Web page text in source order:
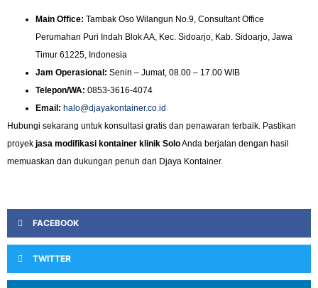
Main Office: Tambak Oso Wilangun No.9, Consultant Office
Perumahan Puri Indah Blok AA, Kec. Sidoarjo, Kab. Sidoarjo, Jawa
Timur 61225, Indonesia
Jam Operasional: Senin – Jumat, 08.00 – 17.00 WIB
Telepon/WA: 0853-3616-4074
Email: halo@djayakontainer.co.id
Hubungi sekarang untuk konsultasi gratis dan penawaran terbaik. Pastikan
proyek jasa modifikasi kontainer klinik SoloAnda berjalan dengan hasil
memuaskan dan dukungan penuh dari Djaya Kontainer.
FACEBOOK
TWITTER